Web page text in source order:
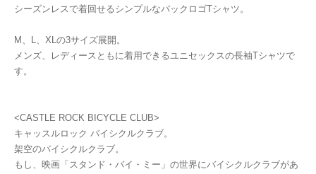
シーズンレスで着回せるシンプルなバックロゴTシャツ。
M、L、XLの3サイズ展開。
メンズ、レディースともに着用できるユニセックスの長袖Tシャツで
す。
<CASTLE ROCK BICYCLE CLUB>
キャッスルロック バイシクルクラブ。
架空のバイシクルクラブ。
もし、映画「スタンド・バイ・ミー」の世界にバイシクルクラブがあ